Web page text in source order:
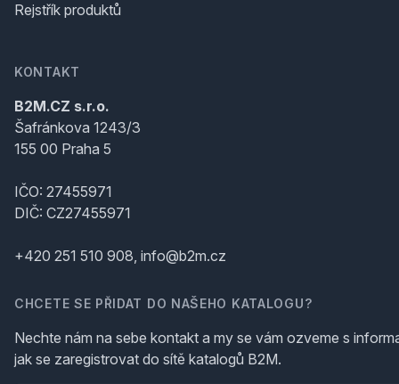
Rejstřík produktů
KONTAKT
B2M.CZ s.r.o.
Šafránkova 1243/3
155 00 Praha 5
IČO: 27455971
DIČ: CZ27455971
+420 251 510 908, info@b2m.cz
CHCETE SE PŘIDAT DO NAŠEHO KATALOGU?
Nechte nám na sebe kontakt a my se vám ozveme s
jak se zaregistrovat do sítě katalogů B2M.